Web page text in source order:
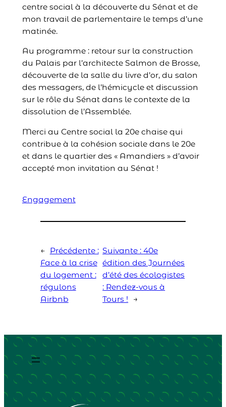
centre social à la découverte du Sénat et de
mon travail de parlementaire le temps d’une
matinée.
Au programme : retour sur la construction
du Palais par l’architecte Salmon de Brosse,
découverte de la salle du livre d’or, du salon
des messagers, de l’hémicycle et discussion
sur le rôle du Sénat dans le contexte de la
dissolution de l’Assemblée.
Merci au Centre social la 20e chaise qui
contribue à la cohésion sociale dans le 20e
et dans le quartier des « Amandiers » d’avoir
accepté mon invitation au Sénat !
Engagement
← Précédente :
Face à la crise
du logement :
régulons
Airbnb
Suivante :40e
édition des Journées
d’été des écologistes
: Rendez-vous à
Tours !
→